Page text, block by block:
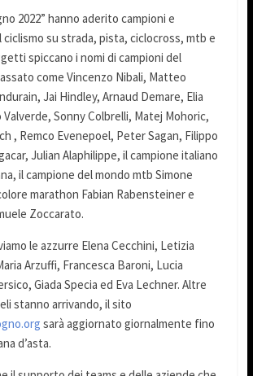
2022” hanno aderito campioni e
ciclismo su strada, pista, ciclocross, mtb e
spiccano i nomi di campioni del
come Vincenzo Nibali, Matteo
Jai Hindley, Arnaud Demare, Elia
Valverde, Sonny Colbrelli, Matej Mohoric,
, Remco Evenepoel, Peter Sagan, Filippo
Julian Alaphilippe, il campione italiano
il campione del mondo mtb Simone
marathon Fabian Rabensteiner e
Zoccarato.
le azzurre Elena Cecchini, Letizia
Arzuffi, Francesca Baroni, Lucia
Giada Specia ed Eva Lechner. Altre
stanno arrivando, il sito
sarà aggiornato giornalmente fino
d’asta.